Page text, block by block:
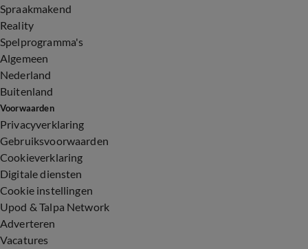
Spraakmakend
Reality
Spelprogramma's
Algemeen
Nederland
Buitenland
Voorwaarden
Privacyverklaring
Gebruiksvoorwaarden
Cookieverklaring
Digitale diensten
Cookie instellingen
Upod & Talpa Network
Adverteren
Vacatures